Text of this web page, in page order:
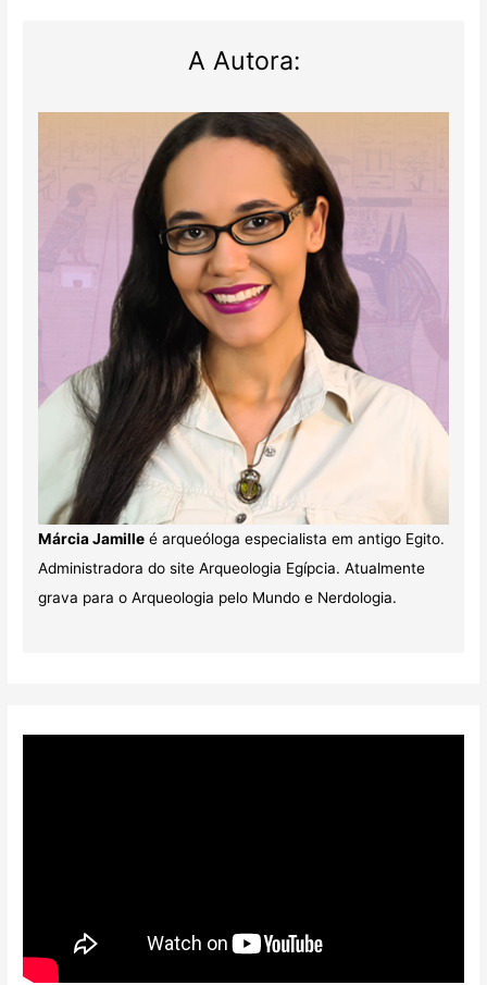
A Autora:
Márcia Jamilleé arqueóloga especialista em antigo Egito.
Administradora do site Arqueologia Egípcia. Atualmente
grava para o Arqueologia pelo Mundo e Nerdologia.